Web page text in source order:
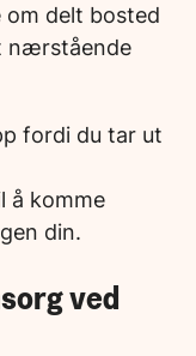
om delt bosted
nærstående
fordi du tar ut
å komme
din.
ved